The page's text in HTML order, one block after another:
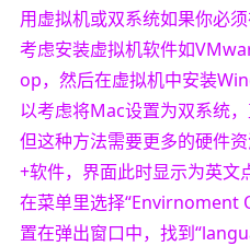
用虚拟机或双系统如果你必
考虑安装虚拟机软件如
op，然后在虚拟机中安装
以考虑将Mac设置为双系统
但这种方法需要更多的硬件
+软件，界面此时显示为英文
在菜单里选择“Envirnoment
置在弹出窗口中，找到